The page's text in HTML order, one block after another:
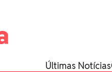
Últimas Notícias